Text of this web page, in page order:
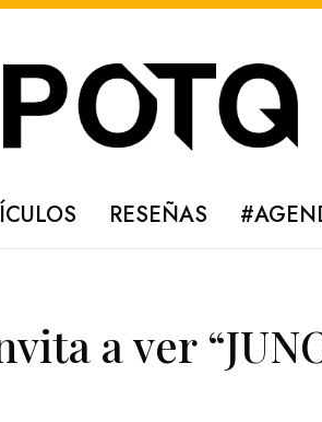
RESEÑAS
a ver